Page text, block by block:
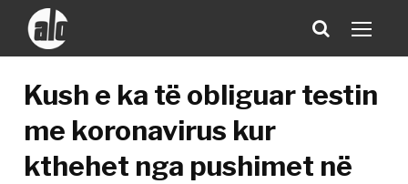
Kush e ka të obliguar testin
me koronavirus kur
kthehet nga pushimet në